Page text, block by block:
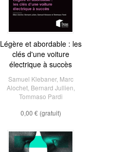
Légère et abordable : les
clés d'une voiture
électrique à succès
Samuel Klebaner, Marc
Alochet, Bernard Jullien
Tommaso Pardi
0,00 € (gratuit)